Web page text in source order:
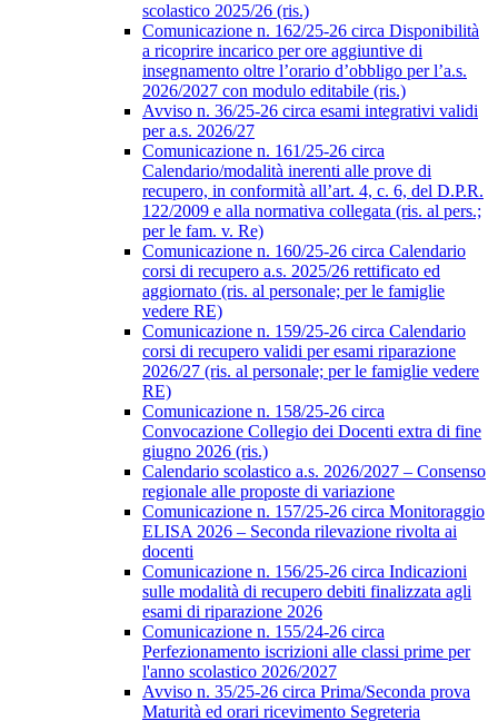
scolastico 2025/26 (ris.)
Comunicazione n. 162/25-26 circa Disponibilità
a ricoprire incarico per ore aggiuntive di
insegnamento oltre l’orario d’obbligo per l’a.s.
2026/2027 con modulo editabile (ris.)
Avviso n. 36/25-26 circa esami integrativi validi
per a.s. 2026/27
Comunicazione n. 161/25-26 circa
Calendario/modalità inerenti alle prove di
recupero, in conformità all’art. 4, c. 6, del D.P.R.
122/2009 e alla normativa collegata (ris. al pers.;
per le fam. v. Re)
Comunicazione n. 160/25-26 circa Calendario
corsi di recupero a.s. 2025/26 rettificato ed
aggiornato (ris. al personale; per le famiglie
vedere RE)
Comunicazione n. 159/25-26 circa Calendario
corsi di recupero validi per esami riparazione
2026/27 (ris. al personale; per le famiglie vedere
RE)
Comunicazione n. 158/25-26 circa
Convocazione Collegio dei Docenti extra di fine
giugno 2026 (ris.)
Calendario scolastico a.s. 2026/2027 – Consenso
regionale alle proposte di variazione
Comunicazione n. 157/25-26 circa Monitoraggio
ELISA 2026 – Seconda rilevazione rivolta ai
docenti
Comunicazione n. 156/25-26 circa Indicazioni
sulle modalità di recupero debiti finalizzata agli
esami di riparazione 2026
Comunicazione n. 155/24-26 circa
Perfezionamento iscrizioni alle classi prime per
l'anno scolastico 2026/2027
Avviso n. 35/25-26 circa Prima/Seconda prova
Maturità ed orari ricevimento Segreteria